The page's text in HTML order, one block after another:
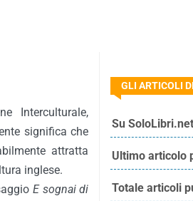
Interculturale,
significa che
attratta
inglese.
E sognai di
GLI ARTICOLI
Su
Ultimo articolo
Totale articoli